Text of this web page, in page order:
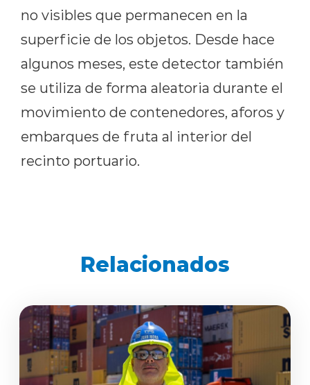
no visibles que permanecen en la
superficie de los objetos. Desde hace
algunos meses, este detector también
se utiliza de forma aleatoria durante el
movimiento de contenedores, aforos y
embarques de fruta al interior del
recinto portuario.
Relacionados